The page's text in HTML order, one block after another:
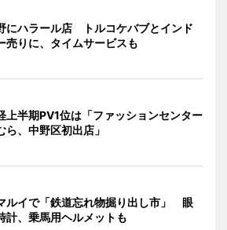
にハラール店 トルコケバブとインド
売りに、タイムサービスも
上半期PV1位は「ファッションセンター
ら、中野区初出店」
ルイで「鉄道忘れ物掘り出し市」 眼
計、乗馬用ヘルメットも